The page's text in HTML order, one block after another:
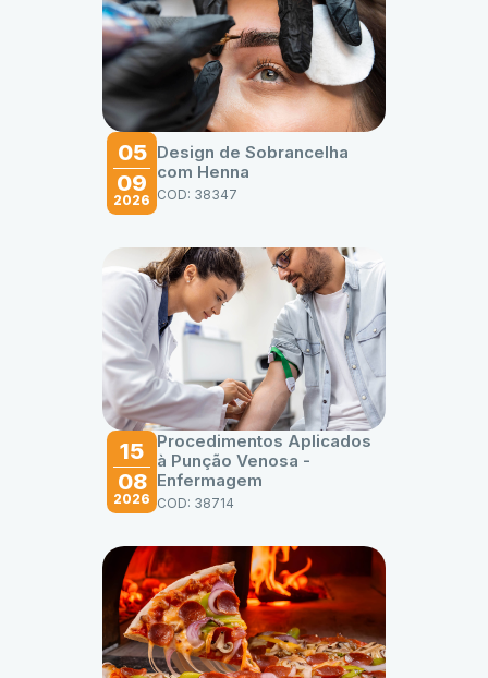
05
09
2026
Design de Sobrancelha
com Henna
COD: 38347
15
08
2026
Procedimentos Aplicados
à Punção Venosa -
Enfermagem
COD: 38714